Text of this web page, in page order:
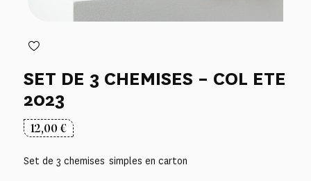
SET DE 3 CHEMISES – COL ETE
2023
12,00€
Set de 3 chemises simples en carton